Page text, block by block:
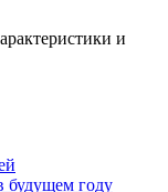
и
будущем году